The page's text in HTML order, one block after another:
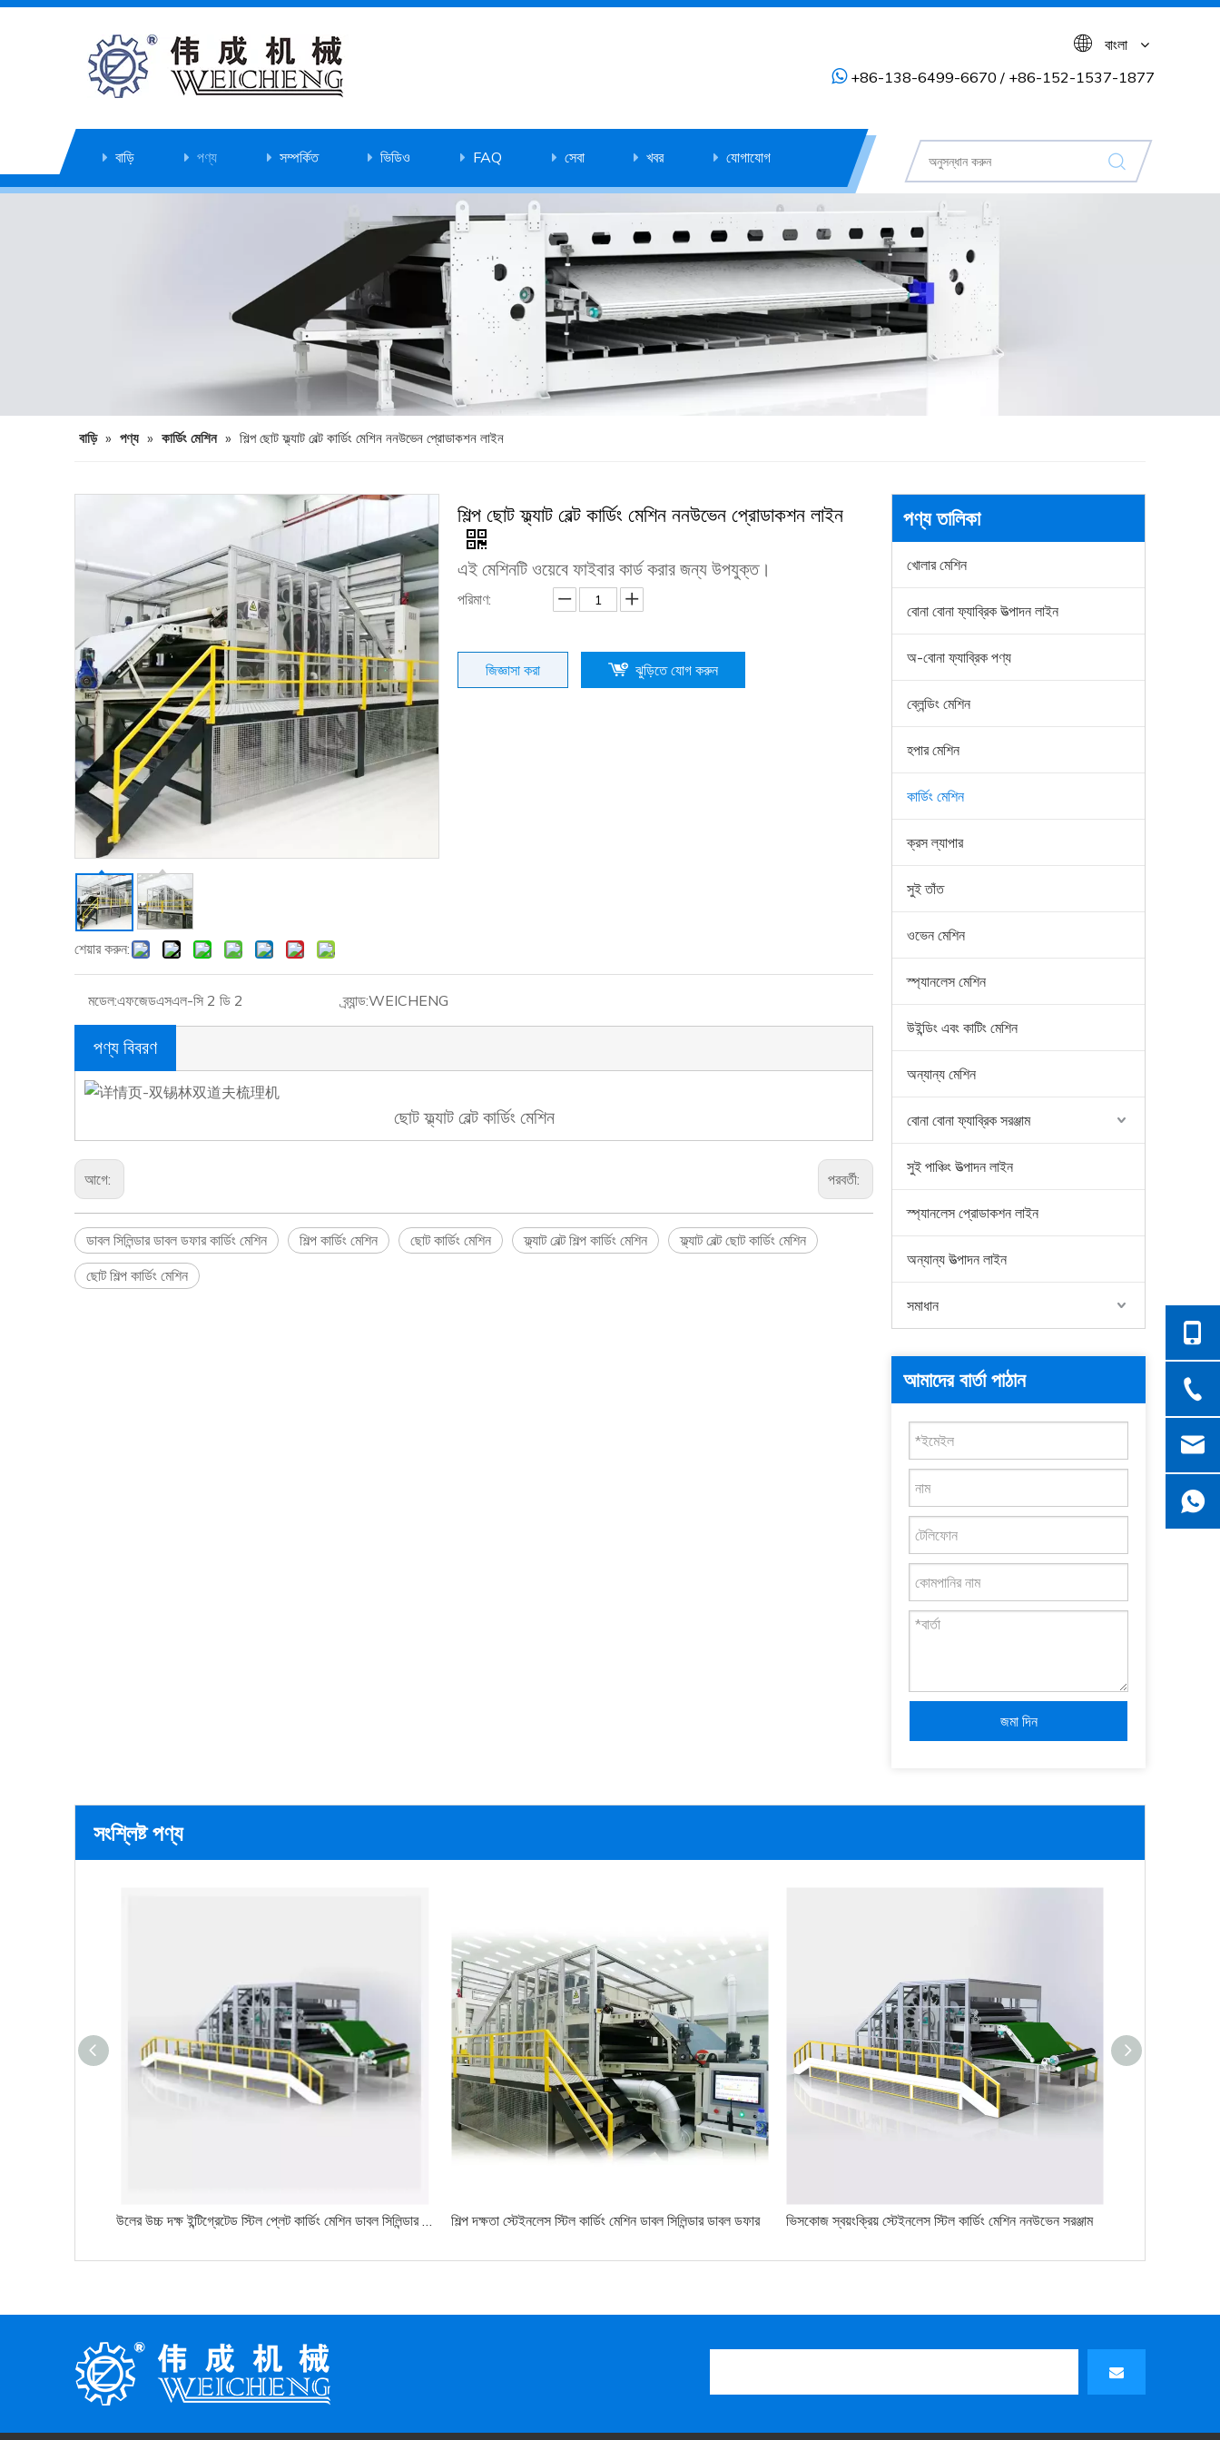
বাংলা
+86-138-6499-6670 / +86-152-1537-1877
বাড়ি পণ্য সম্পর্কিত ভিডিও FAQ সেবা খবর যোগাযোগ
বাড়ি » পণ্য » কার্ডিং মেশিন » শিল্প ছোট ফ্ল্যাট বেল্ট কার্ডিং মেশিন ননউভেন প্রোডাকশন লাইন
শেয়ার করুন:
শিল্প ছোট ফ্ল্যাট বেল্ট কার্ডিং মেশিন ননউভেন প্রোডাকশন লাইন
এই মেশিনটি ওয়েবে ফাইবার কার্ড করার জন্য উপযুক্ত।
পরিমাণ:
জিজ্ঞাসা করা ঝুড়িতে যোগ করুন
মডেল:এফজেডএসএল-সি 2 ডি 2 ব্র্যান্ড:WEICHENG
পণ্য বিবরণ
ছোট ফ্ল্যাট বেল্ট কার্ডিং মেশিন
আগে: পরবর্তী:
ডাবল সিলিন্ডার ডাবল ডফার কার্ডিং মেশিন শিল্প কার্ডিং মেশিন ছোট কার্ডিং মেশিন ফ্ল্যাট বেল্ট শিল্প কার্ডিং মেশিন
ফ্ল্যাট বেল্ট ছোট কার্ডিং মেশিন
ছোট শিল্প কার্ডিং মেশিন
পণ্য তালিকা
খোলার মেশিন
বোনা বোনা ফ্যাব্রিক উত্পাদন লাইন
অ-বোনা ফ্যাব্রিক পণ্য
ব্লেন্ডিং মেশিন
হপার মেশিন
কার্ডিং মেশিন
ক্রস ল্যাপার
সুই তাঁত
ওভেন মেশিন
স্প্যানলেস মেশিন
উইন্ডিং এবং কাটিং মেশিন
অন্যান্য মেশিন
বোনা বোনা ফ্যাব্রিক সরঞ্জাম
সুই পাঞ্চিং উত্পাদন লাইন
স্প্যানলেস প্রোডাকশন লাইন
অন্যান্য উত্পাদন লাইন
সমাধান
আমাদের বার্তা পাঠান
জমা দিন
সংশ্লিষ্ট পণ্য
উলের উচ্চ দক্ষ ইন্টিগ্রেটেড স্টিল প্লেট কার্ডিং মেশিন ডাবল সিলিন্ডার ডাবল ডফার শিল্প দক্ষতা স্টেইনলেস স্টিল কার্ডিং মেশিন ডাবল সিলিন্ডার ডাবল ডফার ভিসকোজ স্বয়ংক্রিয় স্টেইনলেস স্টিল কার্ডিং মেশিন ননউভেন সরঞ্জাম